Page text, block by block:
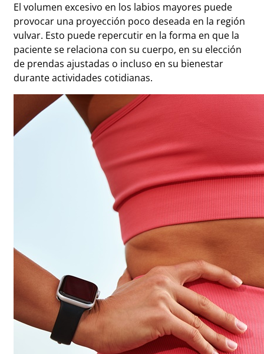
El volumen excesivo en los labios mayores puede
provocar una proyección poco deseada en la región
vulvar. Esto puede repercutir en la forma en que la
paciente se relaciona con su cuerpo, en su elección
de prendas ajustadas o incluso en su bienestar
durante actividades cotidianas.